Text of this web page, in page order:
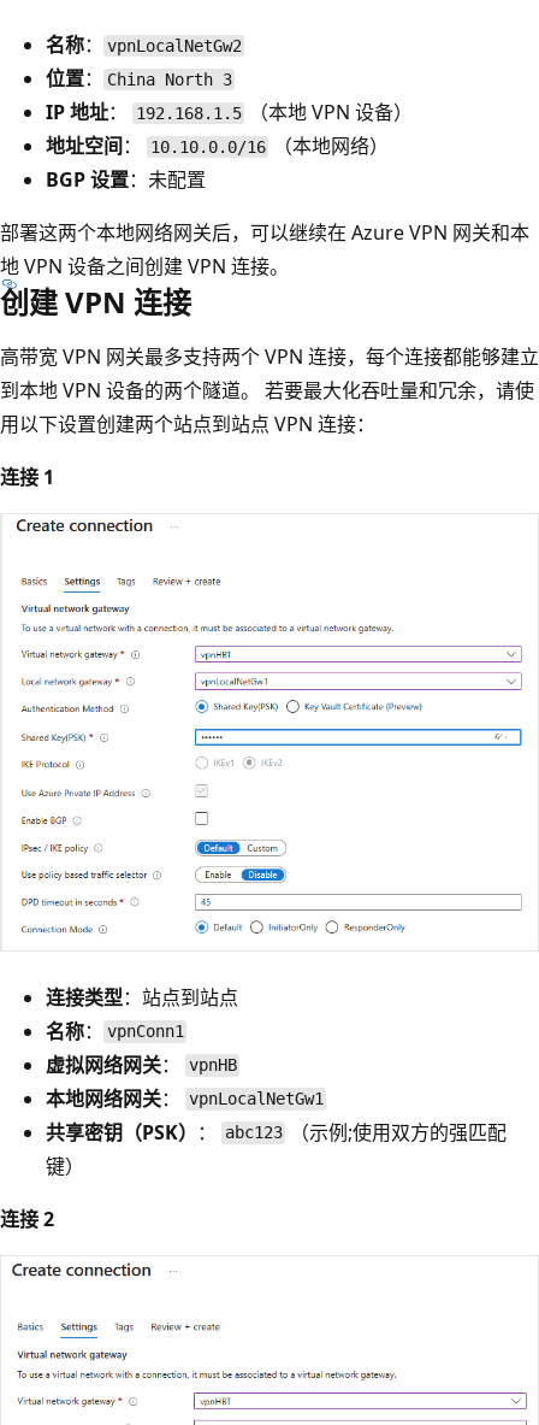
名称： vpnLocalNetGw2
位置： China North 3
IP 地址： 192.168.1.5
（本地 VPN 设备）
地址空间： 10.10.0.0/16
（本地网络）
BGP 设置：未配置
部署这两个本地网络网关后，可以继续在 Azure VPN 网关和本
地 VPN 设备之间创建 VPN 连接。
创建 VPN 连接
高带宽 VPN 网关最多支持两个 VPN 连接，每个连接都能够建立
到本地 VPN 设备的两个隧道。 若要最大化吞吐量和冗余，请使
用以下设置创建两个站点到站点 VPN 连接：
连接 1
连接类型：站点到站点
名称： vpnConn1
虚拟网络网关： vpnHB
本地网络网关： vpnLocalNetGw1
共享密钥（PSK） ： abc123
（示例;使用双方的强匹配
键）
连接 2